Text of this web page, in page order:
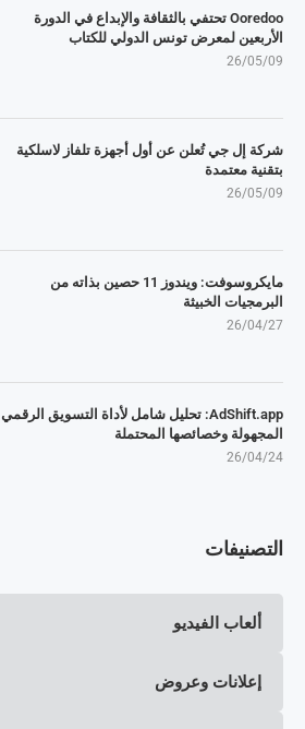
Ooredoo تحتفي بالثقافة والإبداع في الدورة
الأربعين لمعرض تونس الدولي للكتاب
26/05/09
شركة إل جي تُعلن عن أول أجهزة تلفاز لاسلكية
بتقنية معتمدة
26/05/09
مايكروسوفت: ويندوز 11 حصين بذاته من
البرمجيات الخبيثة
26/04/27
AdShift.app: تحليل شامل لأداة التسويق الرقمي
المجهولة وخصائصها المحتملة
26/04/24
التصنيفات
ألعاب الفيديو
إعلانات وعروض